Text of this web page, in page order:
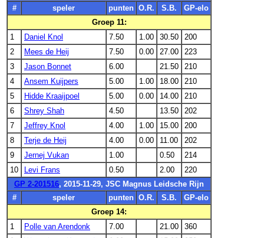
#
speler punten O.R. S.B.
GP-elo
Groep 11:
1
Daniel Knol 7.50 1.00 30.50
200
2
Mees de Heij 7.50 0.00 27.00
223
3
Jason Bonnet 6.00 21.50
210
4
Ansem Kuijpers 5.00 1.00 18.00
210
5
Hidde Kraaijpoel 5.00 0.00 14.00
210
6
Shrey Shah 4.50 13.50
202
7
Jeffrey Knol 4.00 1.00 15.00
200
8
Terje de Heij 4.00 0.00 11.00
202
9
Jernej Vukan 1.00 0.50
214
10
Levi Frans 0.50 2.00
220
GP 2-201516, 2015-11-29, JSC Magnus Leidsche Rijn
#
speler punten O.R. S.B.
GP-elo
Groep 14:
1
Polle van Arendonk 7.00 21.00
360